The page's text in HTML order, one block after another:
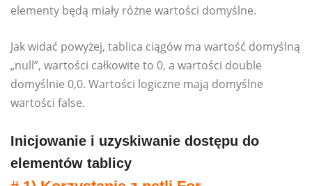
elementy będą miały różne wartości domyślne.
Jak widać powyżej, tablica ciągów ma wartość domyślną
„null”, wartości całkowite to 0, a wartości double
domyślnie 0,0. Wartości logiczne mają domyślne
wartości false.
Inicjowanie i uzyskiwanie dostępu do
elementów tablicy